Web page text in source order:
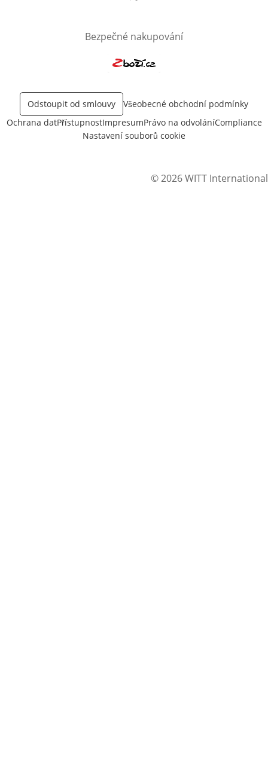
Bezpečné nakupování
Odstoupit od smlouvy
Všeobecné obchodní podmínky
Ochrana datPřístupnostImpresumPrávo na odvoláníCompliance
Nastavení souborů cookie
© 2026 WITT International